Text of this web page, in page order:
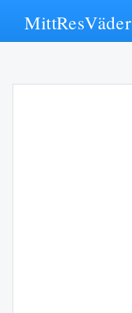
MittResVäder